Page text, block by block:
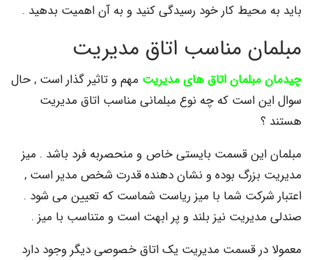
محیط کار خود رسیدگی کنید و به آن اهمیت بدهید .
مناسب اتاق مدیریت
اتاق های مدیریتمهم و تاثیر گذار است , حال
است که چه نوع مبلمانی مناسب اتاق مدیریت
قسمت بایستی خاص و منحصربه فرد باشد . میز
بزرگ بوده و نشان دهنده قدرت شخص مدیر است ,
شما با میز ریاست شماست که تعیین می شود .
نیز بلند و پر ابهت است و متناسب با میز .
در قسمت مدیریت یک اتاق خصوصی دیگر وجود دارد